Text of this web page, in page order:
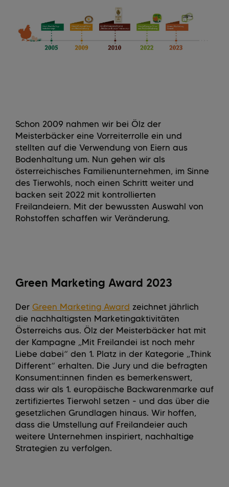
Schon 2009 nahmen wir bei Ölz der
Meisterbäcker eine Vorreiterrolle ein und
stellten auf die Verwendung von Eiern aus
Bodenhaltung um. Nun gehen wir als
österreichisches Familienunternehmen, im Sinne
des Tierwohls, noch einen Schritt weiter und
backen seit 2022 mit kontrollierten
Freilandeiern. Mit der bewussten Auswahl von
Rohstoffen schaffen wir Veränderung.
Green Marketing Award 2023
Der Green Marketing Award zeichnet jährlich
die nachhaltigsten Marketingaktivitäten
Österreichs aus. Ölz der Meisterbäcker hat mit
der Kampagne „Mit Freilandei ist noch mehr
Liebe dabei“ den 1. Platz in der Kategorie „Think
Different“ erhalten. Die Jury und die befragten
Konsument:innen finden es bemerkenswert,
dass wir als 1. europäische Backwarenmarke auf
zertifiziertes Tierwohl setzen - und das über die
gesetzlichen Grundlagen hinaus. Wir hoffen,
dass die Umstellung auf Freilandeier auch
weitere Unternehmen inspiriert, nachhaltige
Strategien zu verfolgen.